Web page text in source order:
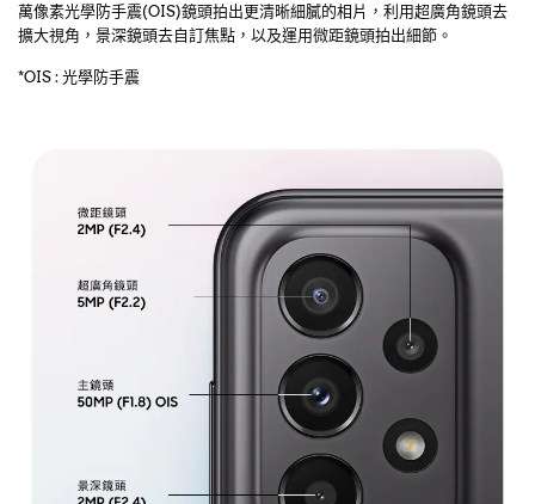
萬像素光學防手震(OIS)鏡頭拍出更清晰細膩的相片，利用超廣角鏡頭去
擴大視角，景深鏡頭去自訂焦點，以及運用微距鏡頭拍出細節。
*OIS : 光學防手震